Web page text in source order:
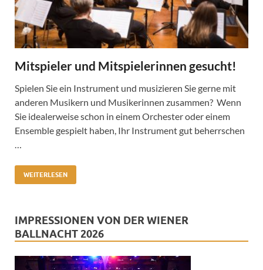
Mitspieler und Mitspielerinnen gesucht!
Spielen Sie ein Instrument und musizieren Sie gerne mit
anderen Musikern und Musikerinnen zusammen? Wenn
Sie idealerweise schon in einem Orchester oder einem
Ensemble gespielt haben, Ihr Instrument gut beherrschen
…
WEITERLESEN
IMPRESSIONEN VON DER WIENER
BALLNACHT 2026